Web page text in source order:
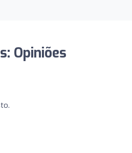
Opiniões